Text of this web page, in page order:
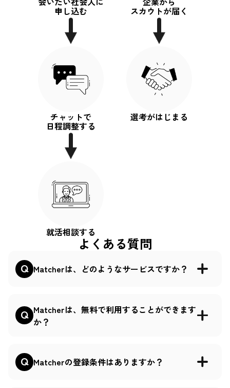
申し込む スカウトが届く
チャットで
日程調整する
選考がはじまる
就活相談する
よくある質問
Matcherは、どのようなサービスですか？
Matcherは、無料で利用することができます
か？
Matcherの登録条件はありますか？